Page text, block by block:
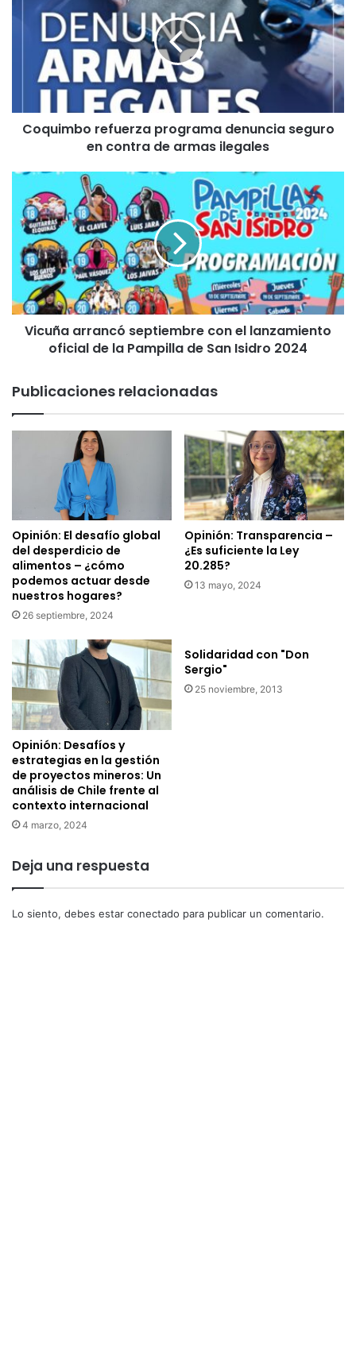
programa
seguro
contra
armas
ilegales
Coquimbo refuerza programa denuncia seguro
en contra de armas ilegales
Vicuña
arrancó
septiembre
con
lanzamiento
oficial
la
Pampilla
2024
Vicuña arrancó septiembre con el lanzamiento
oficial de la Pampilla de San Isidro 2024
Publicaciones relacionadas
Opinión: El desafío global
del desperdicio de
alimentos – ¿cómo
podemos actuar desde
nuestros hogares?
26 septiembre, 2024
Opinión: Transparencia –
¿Es suficiente la Ley
20.285?
13 mayo, 2024
Opinión: Desafíos y
estrategias en la gestión
de proyectos mineros: Un
análisis de Chile frente al
contexto internacional
4 marzo, 2024
Solidaridad con "Don
Sergio"
25 noviembre, 2013
Deja una respuesta
Lo siento, debes estar conectado para publicar un comentario.